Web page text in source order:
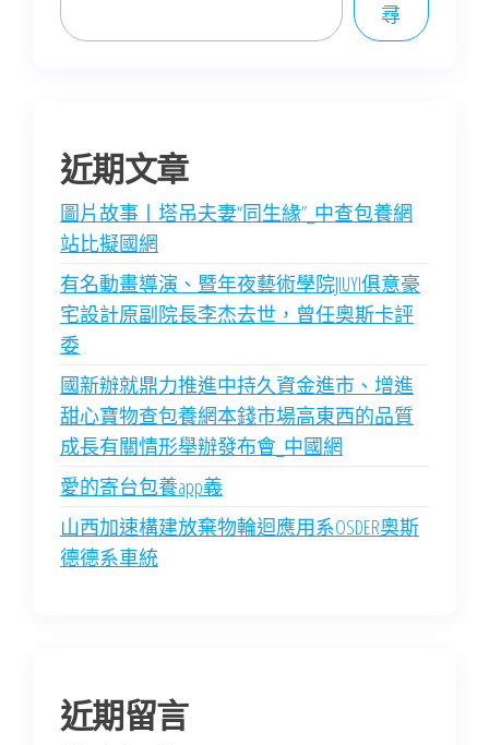
尋
近期文章
圖片故事丨塔吊夫妻“同生緣”_中查包養網
站比擬國網
有名動畫導演、暨年夜藝術學院JIUYI俱意豪
宅設計原副院長李杰去世，曾任奧斯卡評
委
國新辦就鼎力推進中持久資金進市、增進
甜心寶物查包養網本錢市場高東西的品質
成長有關情形舉辦發布會_中國網
愛的寄台包養app義
山西加速構建放棄物輪迴應用系OSDER奧斯
德德系車統
近期留言